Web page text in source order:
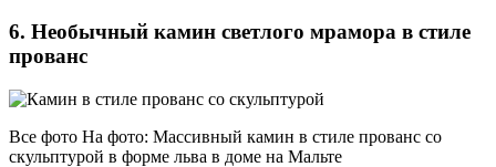
6. Необычный камин светлого мрамора в стиле
прованс
Все фото На фото: Массивный камин в стиле прованс со
скульптурой в форме льва в доме на Мальте